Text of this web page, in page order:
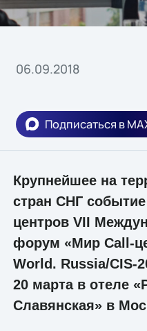
06.09.2018
Подписаться в
Крупнейшее на
стран СНГ
центров VII
форум «Мир Call-
World. Russia/CIS-
20 марта в отеле
Славянская» в